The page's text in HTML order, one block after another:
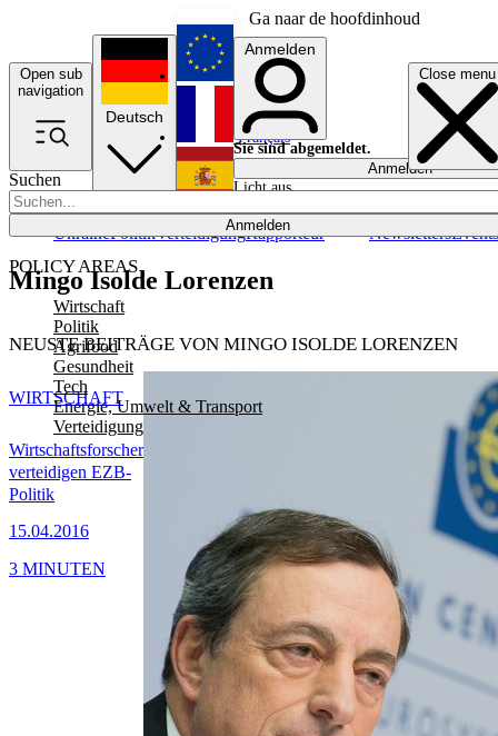
Ga naar de hoofdinhoud
Open sub
navigation
Close menu
Suchen
Anmelden
POLICY AREAS
Wirtschaft
Politik
Agrifood
Gesundheit
Tech
Energie, Umwelt & Transport
Verteidigung
UkrainePolitikVerteidigungRapporteur NewslettersEvents
Deutsch
English
Français
Anmelden
Sie sind abgemeldet.
Anmelden
Licht aus
Mingo Isolde Lorenzen
NEUSTE BEITRÄGE VON MINGO ISOLDE LORENZEN
Wirtschaftsforscher
verteidigen EZB-
Politik
15.04.2016
WIRTSCHAFT
3 MINUTEN